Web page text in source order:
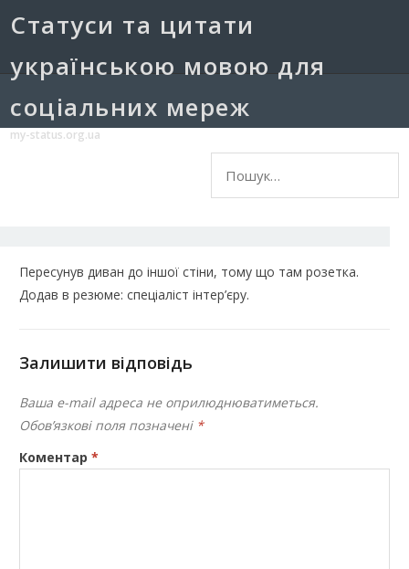
Cтатуси та цитати
українською мовою для
соціальних мереж
my-status.org.ua
Пересунув диван до іншої стіни, тому що там розетка.
Додав в резюме: спеціаліст інтер’єру.
Залишити відповідь
Ваша e-mail адреса не оприлюднюватиметься.
Обов’язкові поля позначені *
Коментар*